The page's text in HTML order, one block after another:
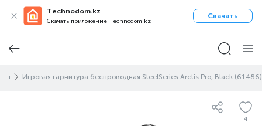
Technodom.kz
Скачать приложение Technodom.kz
Скачать
Игровая гарнитура беспроводная SteelSeries Arctis Pro, Black (61486)
4